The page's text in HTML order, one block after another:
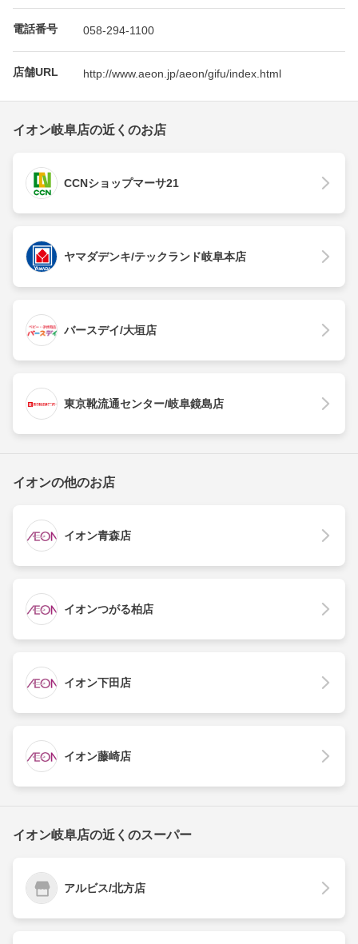
電話番号 058-294-1100
店舗URL http://www.aeon.jp/aeon/gifu/index.html
イオン岐阜店の近くのお店
CCNショップマーサ21
ヤマダデンキ/テックランド岐阜本店
バースデイ/大垣店
東京靴流通センター/岐阜鏡島店
イオンの他のお店
イオン青森店
イオンつがる柏店
イオン下田店
イオン藤崎店
イオン岐阜店の近くのスーパー
アルビス/北方店